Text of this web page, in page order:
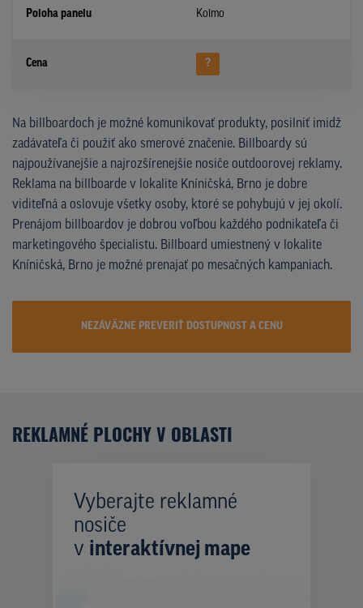
Poloha panelu Kolmo
Cena ?
Na billboardoch je možné komunikovať produkty, posilniť imidž
zadávateľa či použiť ako smerové značenie. Billboardy sú
najpoužívanejšie a najrozšírenejšie nosiče outdoorovej reklamy.
Reklama na billboarde v lokalite Kníničská, Brno je dobre
viditeľná a oslovuje všetky osoby, ktoré se pohybujú v jej okolí.
Prenájom billboardov je dobrou voľbou každého podnikateľa či
marketingového špecialistu. Billboard umiestnený v lokalite
Kníničská, Brno je možné prenajať po mesačných kampaniach.
NEZÁVÄZNE PREVERIŤ DOSTUPNOST A CENU
REKLAMNÉ PLOCHY V OBLASTI
Vyberajte reklamné
nosiče
v interaktívnej mape